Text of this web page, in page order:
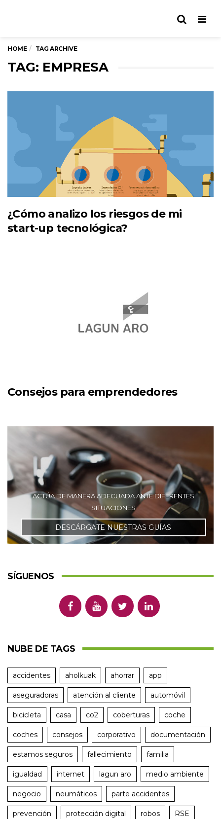
HOME TAG ARCHIVE
TAG: EMPRESA
¿Cómo analizo los riesgos de mi
start-up tecnológica?
Consejos para emprendedores
ACTÚA DE MANERA ADECUADA ANTE DIFERENTES
SITUACIONES
DESCÁRGATE NUESTRAS GUÍAS
SÍGUENOS
NUBE DE TAGS
accidentes aholkuak ahorrar app
aseguradoras atención al cliente automóvil
bicicleta casa co2 coberturas coche
coches consejos corporativo documentación
estamos seguros fallecimiento familia
igualdad internet lagun aro medio ambiente
negocio neumáticos parte accidentes
prevención protección digital robos RSE